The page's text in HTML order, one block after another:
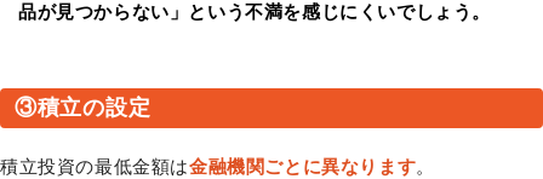
品が見つからない」という不満を感じにくいでしょう。
③積立の設定
積立投資の最低金額は金融機関ごとに異なります。